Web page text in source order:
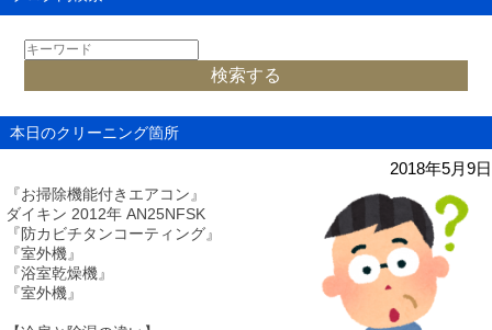
本日のクリーニング箇所
2018年5月9日
『お掃除機能付きエアコン』
ダイキン 2012年 AN25NFSK
『防カビチタンコーティング』
『室外機』
『浴室乾燥機』
『室外機』